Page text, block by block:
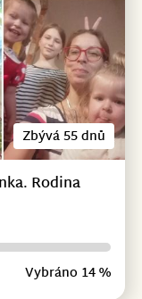
Zbývá 55 dnů
Rodina
Vybráno 14 %